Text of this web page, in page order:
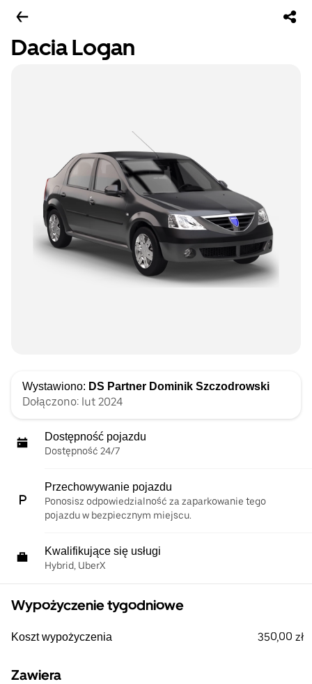
Dacia Logan
Wystawiono: DS Partner Dominik Szczodrowski
Dołączono: lut 2024
Dostępność pojazdu
Dostępność 24/7
Przechowywanie pojazdu
Ponosisz odpowiedzialność za zaparkowanie tego
pojazdu w bezpiecznym miejscu.
Kwalifikujące się usługi
Hybrid, UberX
Wypożyczenie tygodniowe
Koszt wypożyczenia 350,00 zł
Zawiera